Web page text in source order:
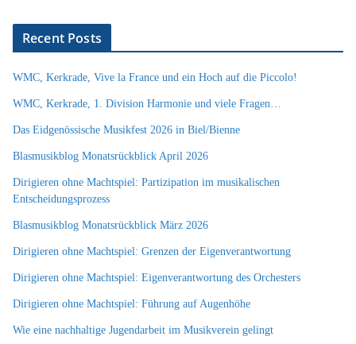
Recent Posts
WMC, Kerkrade, Vive la France und ein Hoch auf die Piccolo!
WMC, Kerkrade, 1. Division Harmonie und viele Fragen…
Das Eidgenössische Musikfest 2026 in Biel/Bienne
Blasmusikblog Monatsrückblick April 2026
Dirigieren ohne Machtspiel: Partizipation im musikalischen
Entscheidungsprozess
Blasmusikblog Monatsrückblick März 2026
Dirigieren ohne Machtspiel: Grenzen der Eigenverantwortung
Dirigieren ohne Machtspiel: Eigenverantwortung des Orchesters
Dirigieren ohne Machtspiel: Führung auf Augenhöhe
Wie eine nachhaltige Jugendarbeit im Musikverein gelingt